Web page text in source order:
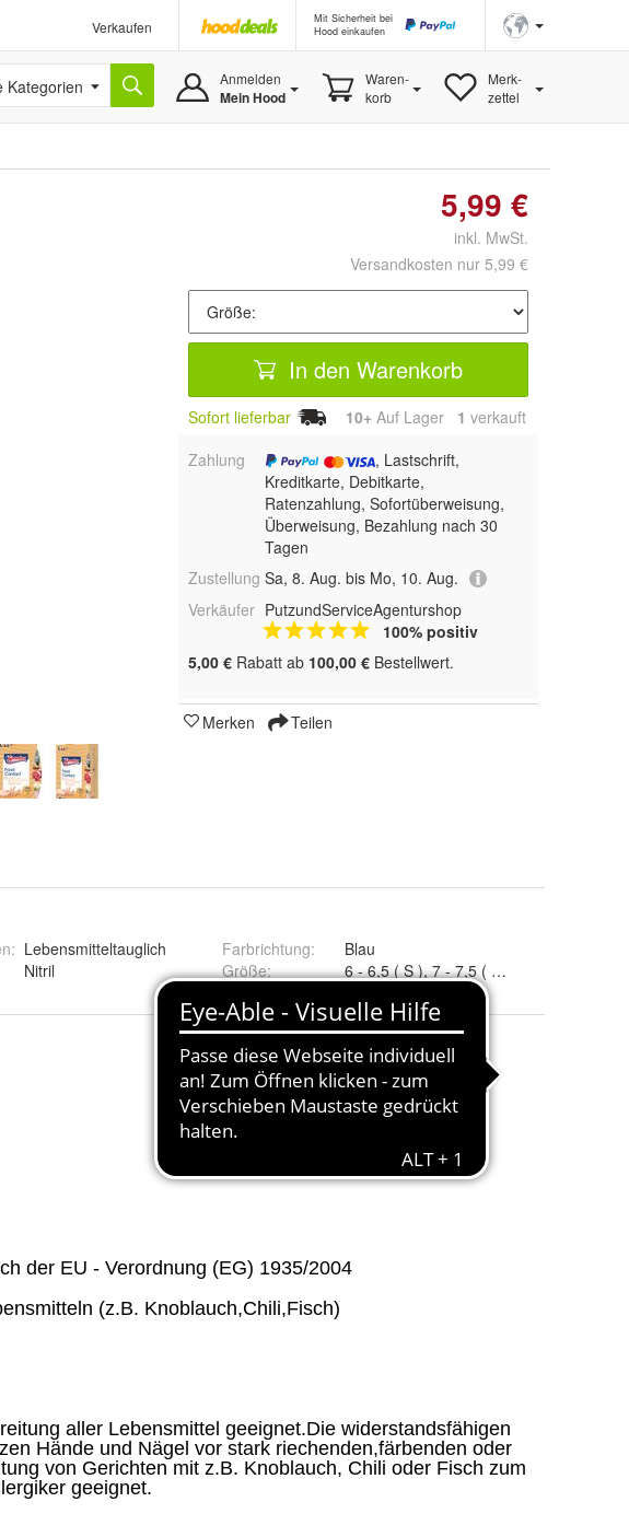
Verkaufen
Mit Sicherheit bei
Hood einkaufen
Anmelden
Mein Hood
Waren-
korb
Merk-
zettel
5,99 €
inkl. MwSt.
Versandkosten nur 5,99 €
In den Warenkorb
Sofort lieferbar 10+ Auf Lager 1 verkauft
Zahlung
, Lastschrift,
Kreditkarte, Debitkarte,
Ratenzahlung, Sofortüberweisung,
Überweisung, Bezahlung nach 30
Tagen
Zustellung Sa, 8. Aug. bis Mo, 10. Aug.
Verkäufer PutzundServiceAgenturshop
100% positiv
5,00 € Rabatt ab 100,00 € Bestellwert.
Merken Teilen
: Lebensmitteltauglich
Nitril
Farbrichtung:
Blau
Größe: